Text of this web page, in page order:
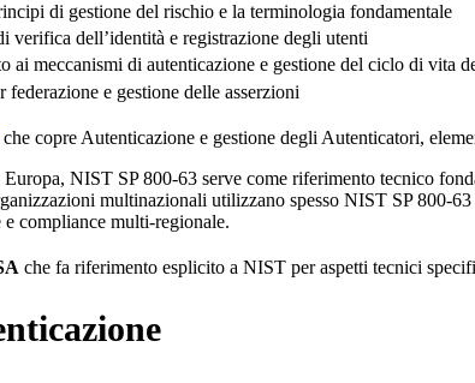
di gestione del rischio e la terminologia fondamentale
verifica dell’identità e registrazione degli utenti
ai meccanismi di autenticazione e gestione del ciclo di vita
e gestione delle asserzioni
che copre Autenticazione e gestione degli Autenticatori,
Europa, NIST SP 800-63 serve come riferimento tecnico
multinazionali utilizzano spesso NIST SP 800-
compliance multi-regionale.
che fa riferimento esplicito a NIST per aspetti tecnici